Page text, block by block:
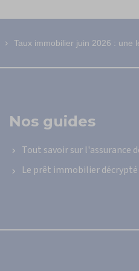
Taux immobilier juin 2026 : une
Nos guides
Tout savoir sur l'assurance
Le prêt immobilier décrypté